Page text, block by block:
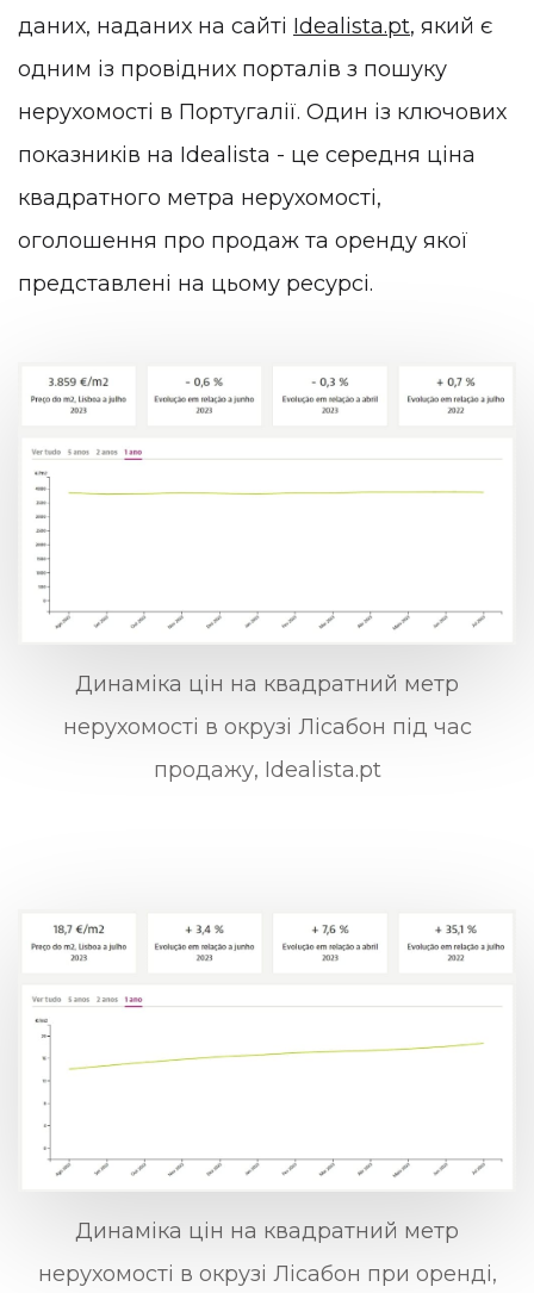
даних, наданих на сайті Idealista.pt, який є
одним із провідних порталів з пошуку
нерухомості в Португалії. Один із ключових
показників на Idealista - це середня ціна
квадратного метра нерухомості,
оголошення про продаж та оренду якої
представлені на цьому ресурсі.
Динаміка цін на квадратний метр
нерухомості в окрузі Лісабон під час
продажу, Idealista.pt
Динаміка цін на квадратний метр
нерухомості в окрузі Лісабон при оренді,